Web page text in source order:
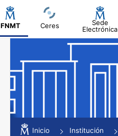
FNMT Ceres
Sede
Electrónica
Mostrar/Ocultar
Mostrar/Ocultar
Inicio Institución